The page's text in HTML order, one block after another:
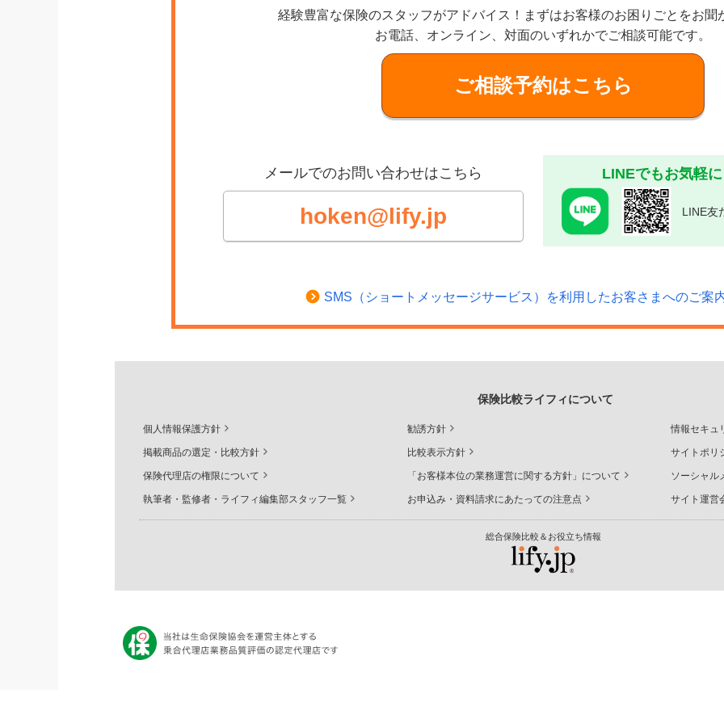
経験豊富な保険のスタッフがアドバイス！ まずはお客様のお困りごとをお聞
お電話、オンライン、対面のいずれかでご相談可能です。
ご相談予約はこちら
メールでのお問い合わせはこちら
hoken@lify.jp
LINEでもお気軽
LINE友
SMS（ショートメッセージサービス）を利用したお客さまへのご案
保険比較ライフィについて
個人情報保護方針 勧誘方針 情報セキュ
掲載商品の選定・比較方針 比較表示方針 サイトポリ
保険代理店の権限について 「お客様本位の業務運営に関する方針」について ソーシャル
執筆者・監修者・ライフィ編集部スタッフ一覧 お申込み・資料請求にあたっての注意点 サイト運営
総合保険比較＆お役立ち情報